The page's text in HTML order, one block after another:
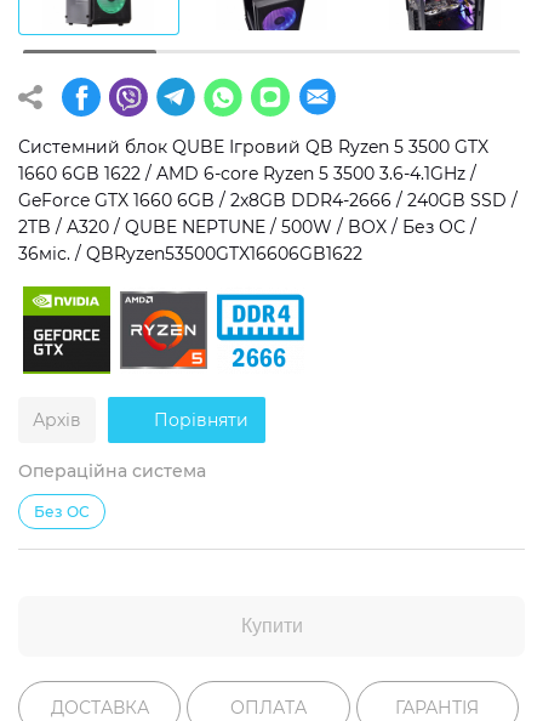
Операційна система
Windows 11 Home
Windows 11 Pro
Без ОС
Тип накопичувача
SSD
HDD
SSD + HDD
Додатково
RGB-підсвічування
Розблокований множник CPU
Надшвидкий M.2 SSD NVME
Системний блок QUBE Ігровий QB Ryzen 5 3500 GTX
1660 6GB 1622 / AMD 6-core Ryzen 5 3500 3.6-4.1GHz /
GeForce GTX 1660 6GB / 2x8GB DDR4-2666 / 240GB SSD /
2TB / A320 / QUBE NEPTUNE / 500W / BOX / Без ОС /
36міс. / QBRyzen53500GTX16606GB1622
Архів Порівняти
Операційна система
Без ОС
Купити
ДОСТАВКА ОПЛАТА ГАРАНТІЯ